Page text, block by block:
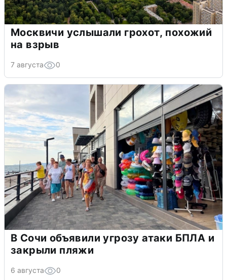
Москвичи услышали грохот, похожий
на взрыв
7 августа 0
В Сочи объявили угрозу атаки БПЛА и
закрыли пляжи
6 августа 0